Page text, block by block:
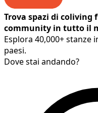
Trova spazi di
community in tutto il
Esplora 40,000+ stanze
paesi.
Dove stai andando?